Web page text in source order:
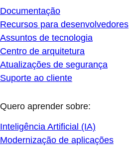
Documentação
Recursos para desenvolvedores
Assuntos de tecnologia
Centro de arquitetura
Atualizações de segurança
Suporte ao cliente
Quero aprender sobre:
Inteligência Artificial (IA)
Modernização de aplicações